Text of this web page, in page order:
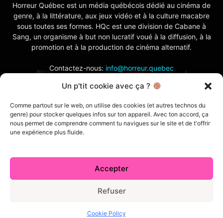
Un p'tit cookie avec ça ?
Comme partout sur le web, on utilise des cookies (et autres technos du
genre) pour stocker quelques infos sur ton appareil. Avec ton accord, ça
nous permet de comprendre comment tu navigues sur le site et de t'offrir
une expérience plus fluide.
Accepter
Refuser
Cookie Policy
Horreur Québec est un média québécois dédié au cinéma de
genre, à la littérature, aux jeux vidéo et à la culture macabre
sous toutes ses formes. HQc est une division de Cabane à
Sang, un organisme à but non lucratif voué à la diffusion, à la
promotion et à la production de cinéma alternatif.
Contactez-nous: info@horreur.quebec
SUIVEZ NOUS
Index
© 2026 Horreur Québec. Tous droits réservés.